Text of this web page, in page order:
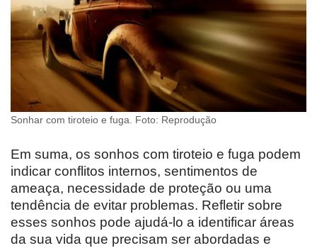
Sonhar com tiroteio e fuga. Foto: Reprodução
Em suma, os sonhos com tiroteio e fuga podem
indicar conflitos internos, sentimentos de
ameaça, necessidade de proteção ou uma
tendência de evitar problemas. Refletir sobre
esses sonhos pode ajudá-lo a identificar áreas
da sua vida que precisam ser abordadas e